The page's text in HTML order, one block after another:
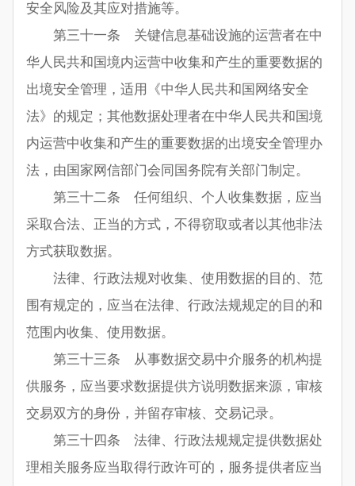
安全风险及其应对措施等。
第三十一条 关键信息基础设施的运营者在中
华人民共和国境内运营中收集和产生的重要数据的
出境安全管理，适用《中华人民共和国网络安全
法》的规定；其他数据处理者在中华人民共和国境
内运营中收集和产生的重要数据的出境安全管理办
法，由国家网信部门会同国务院有关部门制定。
第三十二条 任何组织、个人收集数据，应当
采取合法、正当的方式，不得窃取或者以其他非法
方式获取数据。
法律、行政法规对收集、使用数据的目的、范
围有规定的，应当在法律、行政法规规定的目的和
范围内收集、使用数据。
第三十三条 从事数据交易中介服务的机构提
供服务，应当要求数据提供方说明数据来源，审核
交易双方的身份，并留存审核、交易记录。
第三十四条 法律、行政法规规定提供数据处
理相关服务应当取得行政许可的，服务提供者应当